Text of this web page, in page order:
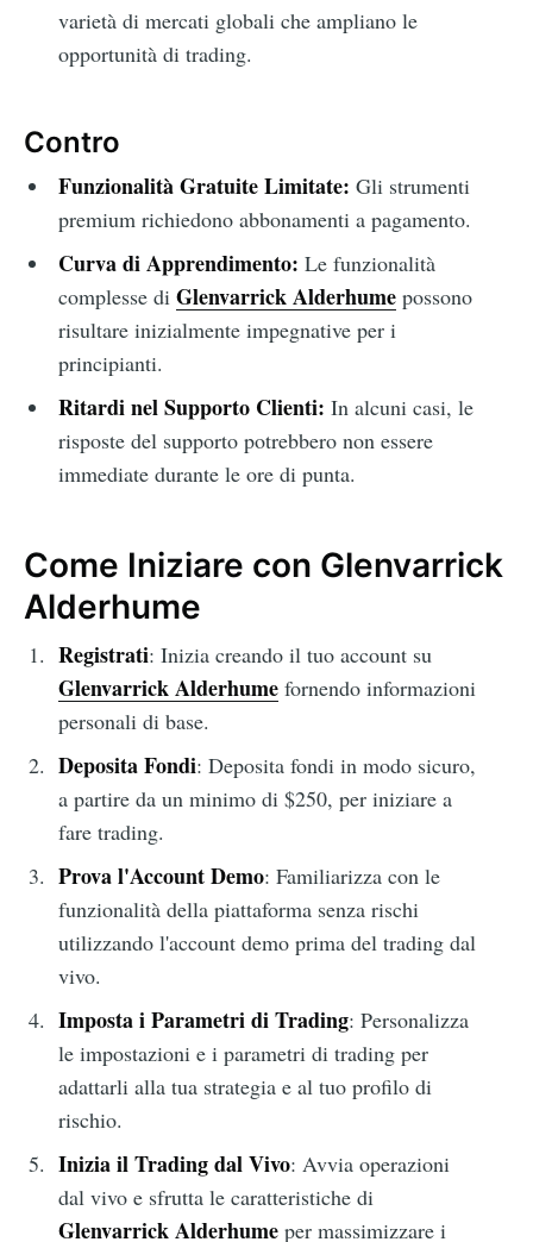
varietà di mercati globali che ampliano le
opportunità di trading.
Contro
Funzionalità Gratuite Limitate: Gli strumenti
premium richiedono abbonamenti a pagamento.
Curva di Apprendimento: Le funzionalità
complesse di Glenvarrick Alderhumepossono
risultare inizialmente impegnative per i
principianti.
Ritardi nel Supporto Clienti: In alcuni casi, le
risposte del supporto potrebbero non essere
immediate durante le ore di punta.
Come Iniziare con Glenvarrick
Alderhume
Registrati: Inizia creando il tuo account su
Glenvarrick Alderhumefornendo informazioni
personali di base.
Deposita Fondi: Deposita fondi in modo sicuro,
a partire da un minimo di $250, per iniziare a
fare trading.
Prova l'Account Demo: Familiarizza con le
funzionalità della piattaforma senza rischi
utilizzando l'account demo prima del trading dal
vivo.
Imposta i Parametri di Trading: Personalizza
le impostazioni e i parametri di trading per
adattarli alla tua strategia e al tuo profilo di
rischio.
Inizia il Trading dal Vivo: Avvia operazioni
dal vivo e sfrutta le caratteristiche di
Glenvarrick Alderhumeper massimizzare i